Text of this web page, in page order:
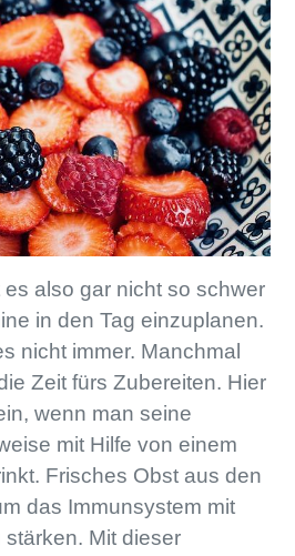
also gar nicht so schwer
in den Tag einzuplanen.
nicht immer. Manchmal
Zeit fürs Zubereiten. Hier
wenn man seine
mit Hilfe von einem
Frisches Obst aus den
das Immunsystem mit
stärken. Mit dieser